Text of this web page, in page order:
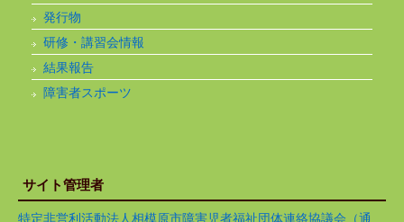
発行物
研修・講習会情報
結果報告
障害者スポーツ
サイト管理者
特定非営利活動法人相模原市障害児者福祉団体連絡協議会（通